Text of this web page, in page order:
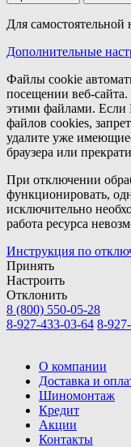
Для самостоятельной
Дополнительные
Файлы cookie
посещении веб-сайта.
этими файлами. Если
файлов cookies,
удалите уже
браузера или
При отключении
функционировать,
исключительно
работа ресурса
Инструкция по
Принять
Настроить
Отклонить
8 (800) 550-05-28
8-927-433-03-64 8-
О компании
Доставка и
Шиномонтаж
Кредит
Акции
Контакты